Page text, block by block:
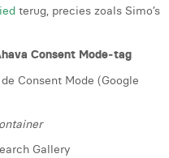
terug, precies zoals Simo’s
Consent Mode‑tag
Consent Mode (Google
Gallery